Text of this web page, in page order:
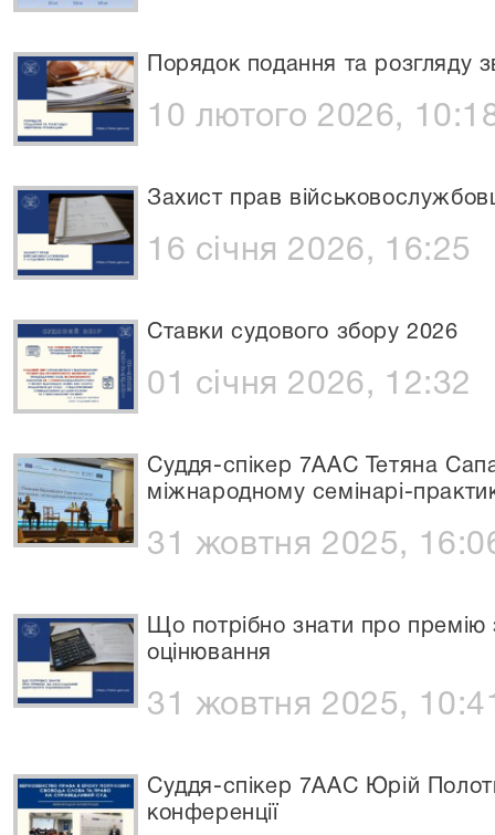
Порядок подання та розгляду
10 лютого 2026,
Захист прав
16 січня 2026, 16:25
Ставки судового збору 2026
01 січня 2026, 12:32
Суддя-спікер 7ААС Тетяна
міжнародному семінарі-
31 жовтня 2025,
Що потрібно знати про премію
оцінювання
31 жовтня 2025,
Суддя-спікер 7ААС Юрій
конференції